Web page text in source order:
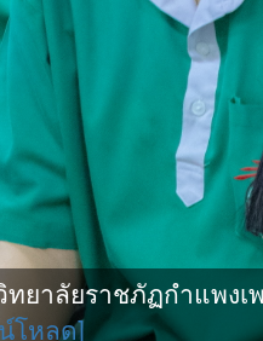
าลัยราชภัฏกําแพง
โหลด]